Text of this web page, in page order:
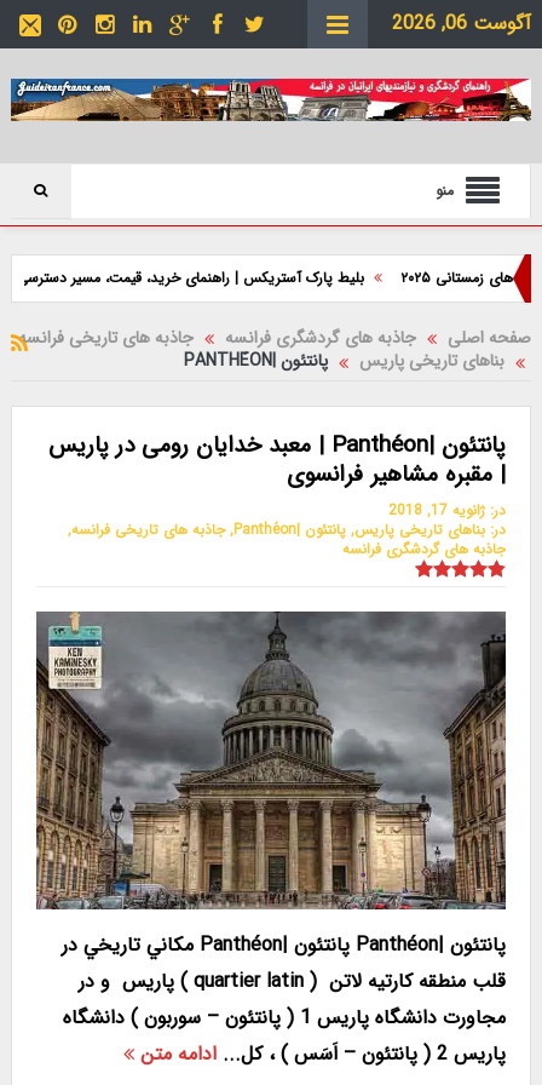
آگوست 06, 2026
منو
زمستانی ۲۰۲۵ بلیط پارک آستریکس | راهنمای خرید، قیمت، مسیر دسترسی و
صفحه اصلی جاذبه های گردشگری فرانسه
جاذبه های تاریخی فرانسه
بناهای تاریخی پاریس
پانتئون |PANTHÉON
پانتئون |Panthéon | معبد خدایان رومی در پاریس
| مقبره مشاهیر فرانسوی
در: ژانویه 17, 2018
در: بناهای تاریخی پاریس, پانتئون |Panthéon ,جاذبه های تاریخی فرانسه,
جاذبه های گردشگری فرانسه
پانتئون |Panthéon پانتئون |Panthéon مکاني تاريخي در
قلب منطقه كارتيه لاتن ( quartier latin ) پاريس و در
مجاورت دانشگاه پاريس 1 ( پانتئون – سوربون ) دانشگاه
پاريس 2 ( پانتئون – اَسَس ) ، کل...
ادامه متن